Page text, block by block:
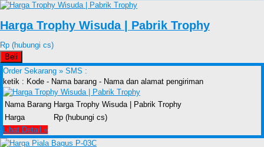
Harga Trophy Wisuda | Pabrik Trophy
Rp (hubungi cs)
Beli
Order Sekarang » SMS :
ketik : Kode - Nama barang - Nama dan alamat pengiriman
Nama Barang Harga Trophy Wisuda | Pabrik Trophy
Harga
Rp (hubungi cs)
Lihat Detail »